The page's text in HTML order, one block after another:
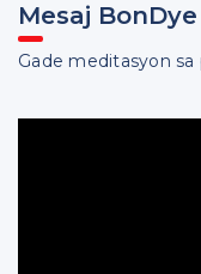
Mesaj
Gade meditasyon sa